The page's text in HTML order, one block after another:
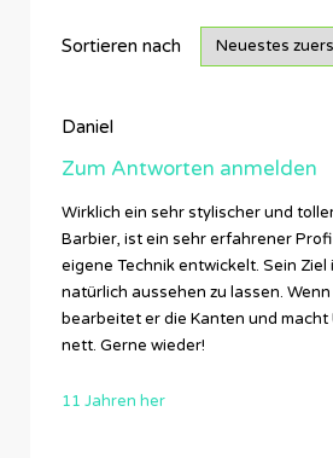
Sortieren nach
Daniel
Zum Antworten anmelden
Wirklich ein sehr stylischer und
Barbier, ist ein sehr erfahrener
eigene Technik entwickelt. Sein Ziel
natürlich aussehen zu lassen.
bearbeitet er die Kanten und macht
nett. Gerne wieder!
11 Jahren her